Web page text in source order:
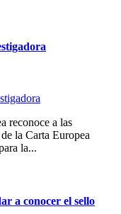
reconoce a las
la Carta Europea
la...
a conocer el sello